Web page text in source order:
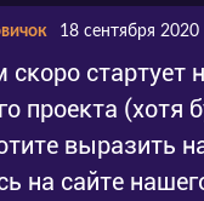
2015-
7 2015-
8 2015-
9 2015-
18 сентября
скоро
проекта (хотя
выразить
на сайте